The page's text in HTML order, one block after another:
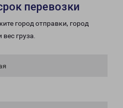
перевозки
город отправки, город
груза.